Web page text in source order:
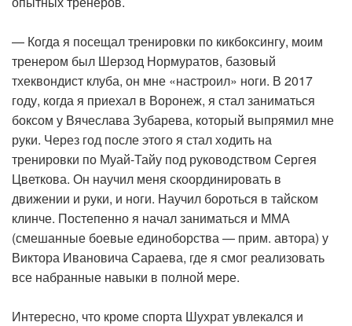
— Когда я посещал тренировки по кикбоксингу, моим
тренером был Шерзод Нормуратов, базовый
тхеквондист клуба, он мне «настроил» ноги. В 2017
году, когда я приехал в Воронеж, я стал заниматься
боксом у Вячеслава Зубарева, который выпрямил мне
руки. Через год после этого я стал ходить на
тренировки по Муай-Тайу под руководством Сергея
Цветкова. Он научил меня скоординировать в
движении и руки, и ноги. Научил бороться в тайском
клинче. Постепенно я начал заниматься и ММА
(смешанные боевые единоборства — прим. автора) у
Виктора Ивановича Сараева, где я смог реализовать
все набранные навыки в полной мере.
Интересно, что кроме спорта Шухрат увлекался и